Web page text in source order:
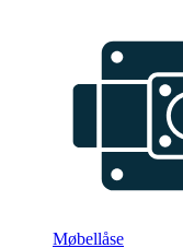
Møbellåse